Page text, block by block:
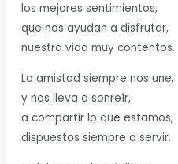
los mejores sentimientos,
que nos ayudan a disfrutar,
nuestra vida muy contentos.
La amistad siempre nos une,
y nos lleva a sonreír,
a compartir lo que estamos,
dispuestos siempre a servir.